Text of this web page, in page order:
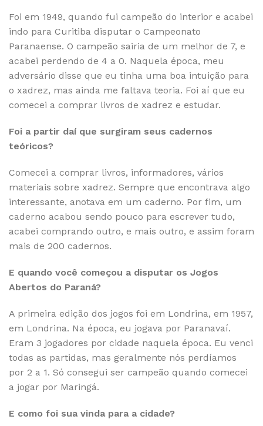
Foi em 1949, quando fui campeão do interior e acabei
indo para Curitiba disputar o Campeonato
Paranaense. O campeão sairia de um melhor de 7, e
acabei perdendo de 4 a 0. Naquela época, meu
adversário disse que eu tinha uma boa intuição para
o xadrez, mas ainda me faltava teoria. Foi aí que eu
comecei a comprar livros de xadrez e estudar.
Foi a partir daí que surgiram seus cadernos
teóricos?
Comecei a comprar livros, informadores, vários
materiais sobre xadrez. Sempre que encontrava algo
interessante, anotava em um caderno. Por fim, um
caderno acabou sendo pouco para escrever tudo,
acabei comprando outro, e mais outro, e assim foram
mais de 200 cadernos.
E quando você começou a disputar os Jogos
Abertos do Paraná?
A primeira edição dos jogos foi em Londrina, em 1957,
em Londrina. Na época, eu jogava por Paranavaí.
Eram 3 jogadores por cidade naquela época. Eu venci
todas as partidas, mas geralmente nós perdíamos
por 2 a 1. Só consegui ser campeão quando comecei
a jogar por Maringá.
E como foi sua vinda para a cidade?